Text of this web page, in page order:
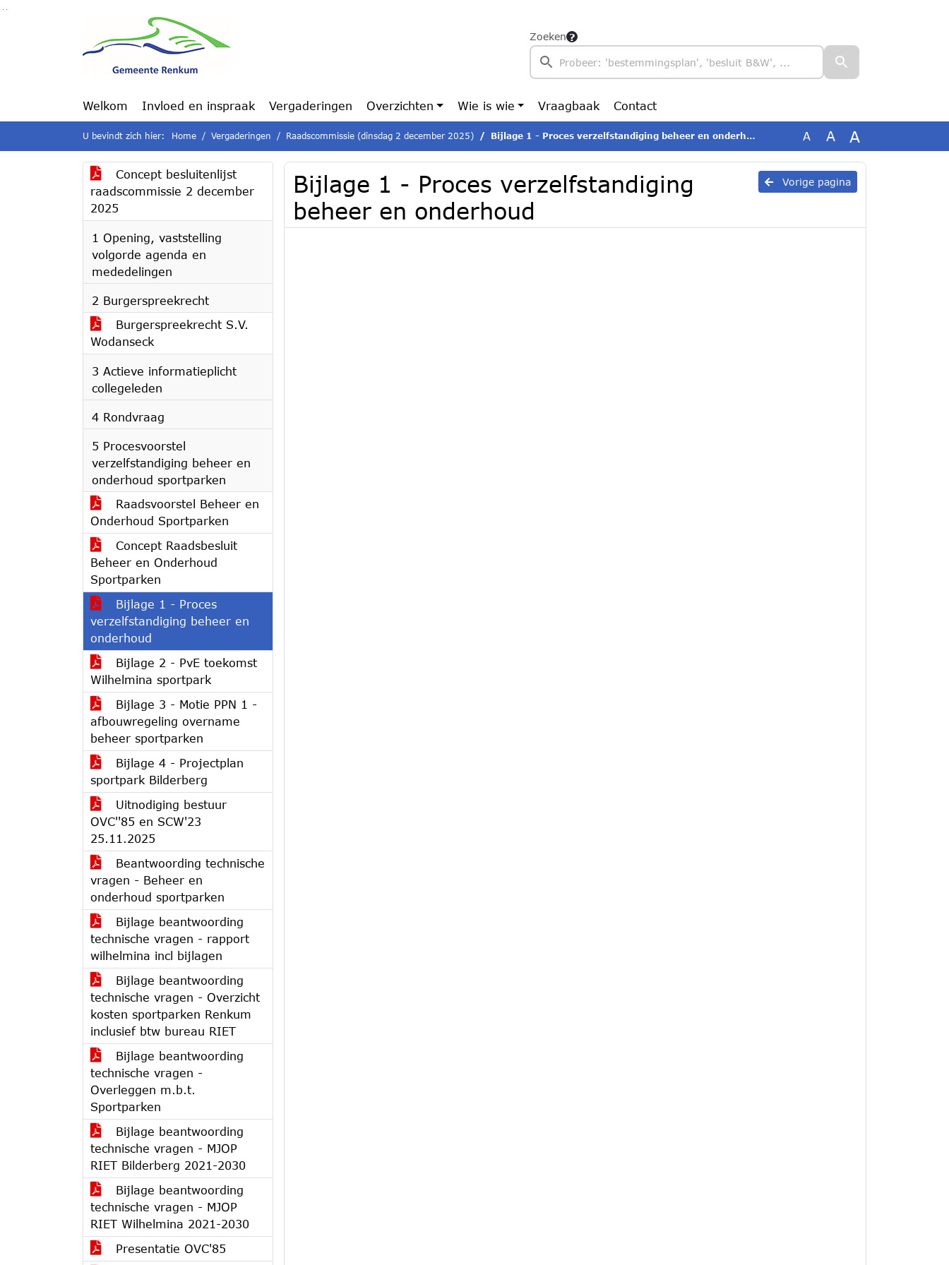
Ga naar de inhoud van deze pagina
Zoeken
Welkom Invloed en inspraak Vergaderingen Overzichten Wie is wie Vraagbaak Contact
U bevindt zich hier: Home Vergaderingen Raadscommissie (dinsdag 2 december 2025) Bijlage 1 - Proces verzelfstandiging beheer en onderhoud A A A
Concept besluitenlijst
raadscommissie 2 december
2025
1 Opening, vaststelling
volgorde agenda en
mededelingen
2 Burgerspreekrecht
Burgerspreekrecht S.V.
Wodanseck
3 Actieve informatieplicht
collegeleden
4 Rondvraag
5 Procesvoorstel
verzelfstandiging beheer en
onderhoud sportparken
Raadsvoorstel Beheer en
Onderhoud Sportparken
Concept Raadsbesluit
Beheer en Onderhoud
Sportparken
Bijlage 1 - Proces
verzelfstandiging beheer en
onderhoud
Bijlage 2 - PvE toekomst
Wilhelmina sportpark
Bijlage 3 - Motie PPN 1 -
afbouwregeling overname
beheer sportparken
Bijlage 4 - Projectplan
sportpark Bilderberg
Uitnodiging bestuur
OVC''85 en SCW'23
25.11.2025
Beantwoording technische
vragen - Beheer en
onderhoud sportparken
Bijlage beantwoording
technische vragen - rapport
wilhelmina incl bijlagen
Bijlage beantwoording
technische vragen - Overzicht
kosten sportparken Renkum
inclusief btw bureau RIET
Bijlage beantwoording
technische vragen -
Overleggen m.b.t.
Sportparken
Bijlage beantwoording
technische vragen - MJOP
RIET Bilderberg 2021-2030
Bijlage beantwoording
technische vragen - MJOP
RIET Wilhelmina 2021-2030
Presentatie OVC'85
Vorige pagina
Bijlage 1 - Proces verzelfstandiging
beheer en onderhoud